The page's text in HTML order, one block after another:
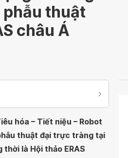
phẫu thuật
châu Á
hóa – Tiết niệu – Robot
thuật đại trực tràng tại
là Hội thảo ERAS